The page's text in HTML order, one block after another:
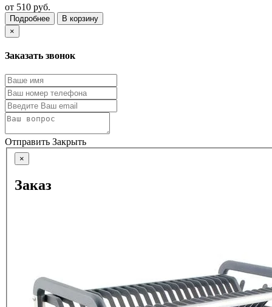
от 510 руб.
Подробнее
В корзину
×
Заказать звонок
Отправить Закрыть
×
Заказ